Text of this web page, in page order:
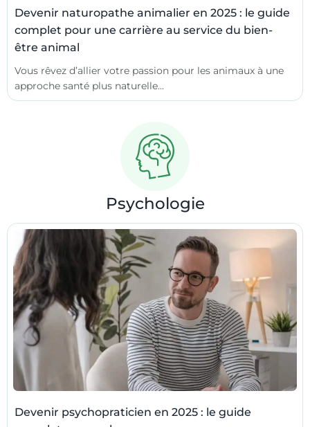
Devenir naturopathe animalier en 2025 : le guide
complet pour une carrière au service du bien-
être animal
Vous rêvez d’allier votre passion pour les animaux à une
approche santé plus naturelle...
Psychologie
Devenir psychopraticien en 2025 : le guide